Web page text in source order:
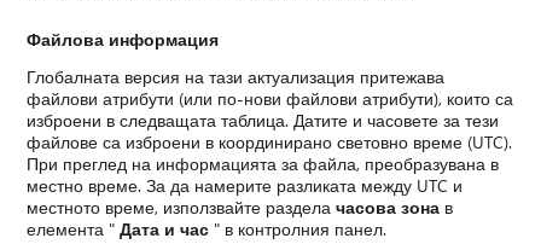
Файлова информация
Глобалната версия на тази актуализация притежава
файлови атрибути (или по-нови файлови атрибути), които са
изброени в следващата таблица. Датите и часовете за тези
файлове са изброени в координирано световно време (UTC).
При преглед на информацията за файла, преобразувана в
местно време. За да намерите разликата между UTC и
местното време, използвайте разделачасова зона в
елемента "Дата и час " в контролния панел.